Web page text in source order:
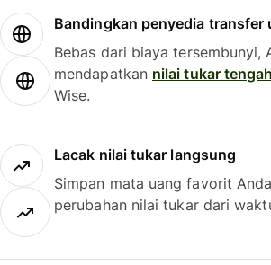
Bandingkan penyedia transfer
Bebas dari biaya tersembunyi,
mendapatkan nilai tukar
Wise.
Lacak nilai tukar langsung
Simpan mata uang favorit
perubahan nilai tukar dari